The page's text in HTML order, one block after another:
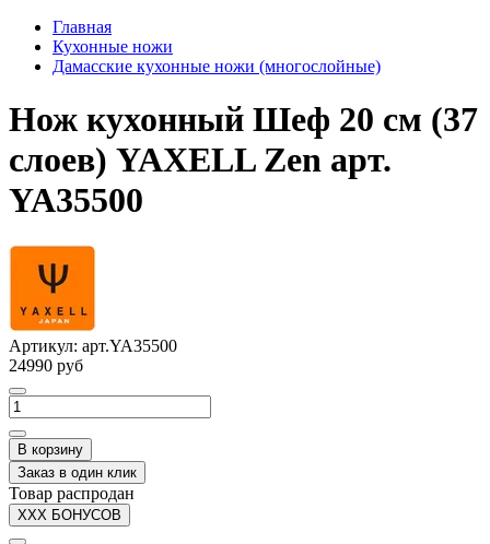
Главная
Кухонные ножи
Дамасские кухонные ножи (многослойные)
Нож кухонный Шеф 20 см (37
слоев) YAXELL Zen арт.
YA35500
Артикул: арт.YA35500
24990 руб
В корзину
Заказ в один клик
Товар распродан
XXX БОНУСОВ